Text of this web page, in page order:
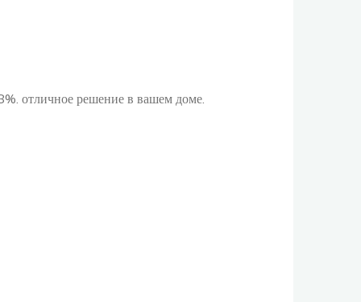
отличное решение в вашем доме.